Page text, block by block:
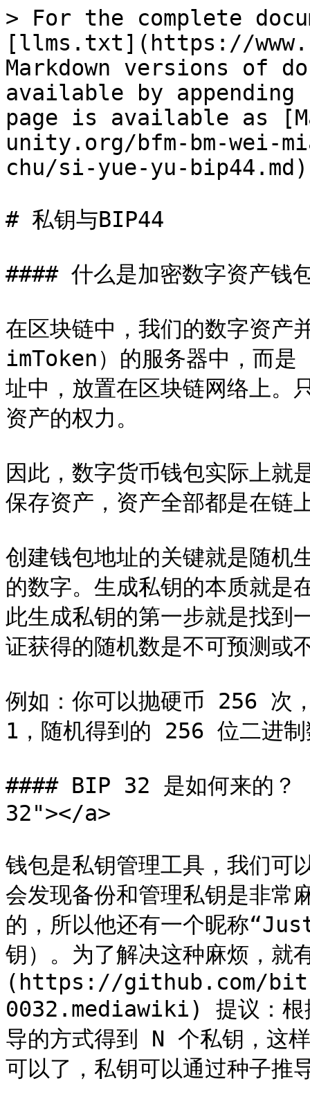
> For the complete
[llms.txt](https://
Markdown versions of
available by
page is available as
unity.org/bfm-bm-wei-
chu/si-yue-yu-
# 私钥与BIP44
#### 什么是加密数字资产钱
在区块链中，我们的数字资产
imToken）的服务器中，而是
址中，放置在区块链网络上。
资产的权力。
因此，数字货币钱包实际上就
保存资产，资产全部都是在链
创建钱包地址的关键就是随
的数字。生成私钥的本质就
此生成私钥的第一步就是找到
证获得的随机数是不可预测或
例如：你可以抛硬币 256 次
1，随机得到的 256 位二进制
#### BIP 32 是如何来
32"></a>
钱包是私钥管理工具，我们可
会发现备份和管理私钥是非常
的，所以他还有一个昵称
钥）。为了解决这种麻烦，
(https://github.com/
0032.mediawiki) 提议：根
导的方式得到 N 个私钥，这
可以了，私钥可以通过种子推